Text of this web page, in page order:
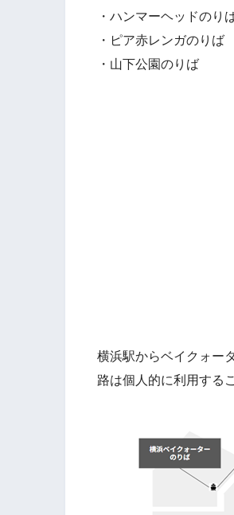
・ハンマーヘッドのり
・ピア赤レンガのりば
・山下公園のりば
横浜駅からベイクォー
路は個人的に利用する